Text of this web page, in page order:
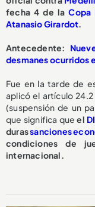
fecha 4 de laCopa
Atanasio Girardot.
Antecedente:
desmanes ocurridos
Fue en la tarde de
aplicó el artículo
(suspensión de un
que significa queel
durassanciones
condiciones de
internacional.